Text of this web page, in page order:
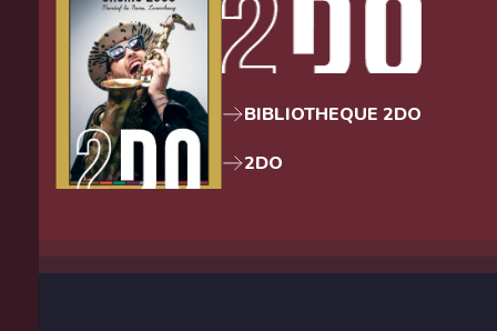
BIBLIOTHEQUE 2DO
2DO